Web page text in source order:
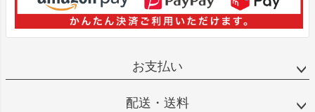
お支払い
配送・送料